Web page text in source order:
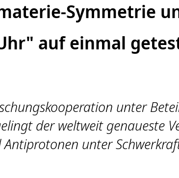
Symmetrie
auf einmal
unter
der weltweit genaueste
unter